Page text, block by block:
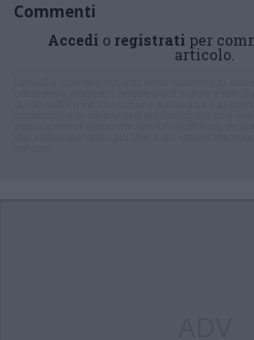
Commenti
Accedi o registrati per
articolo.